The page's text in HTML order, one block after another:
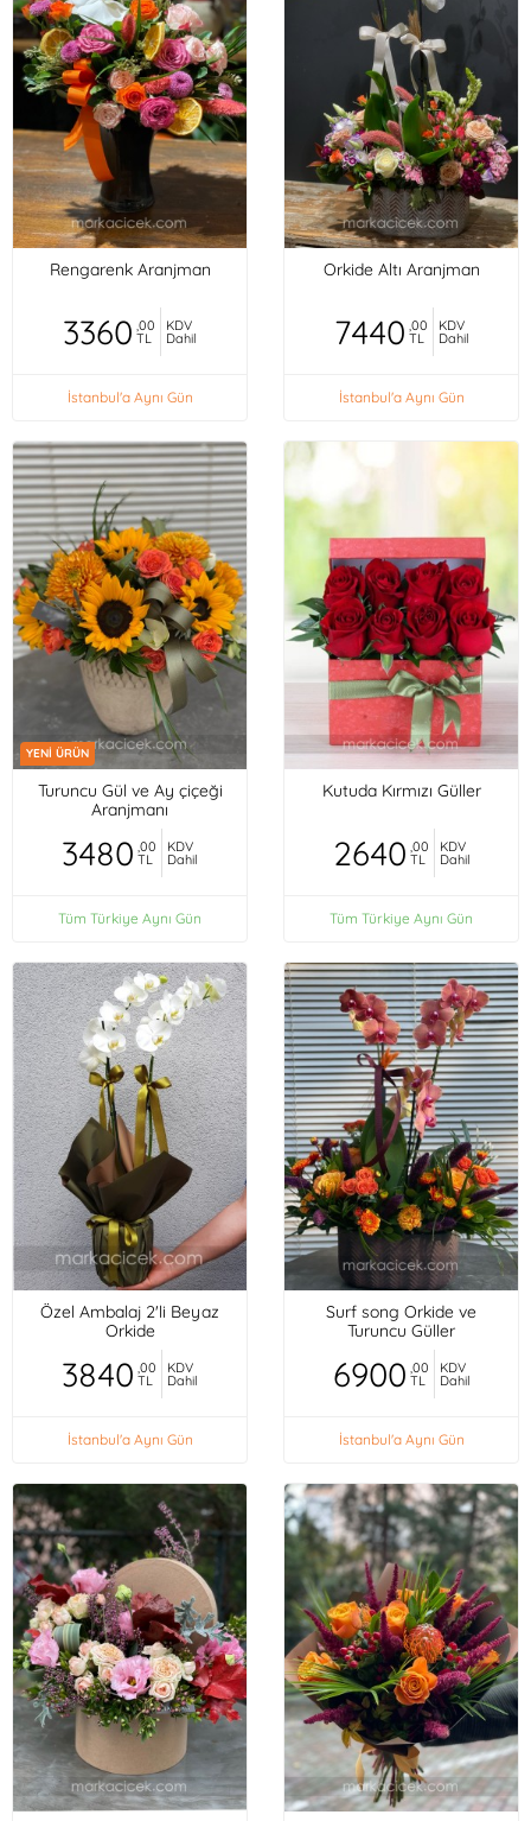
Rengarenk Aranjman
3360 ,00
TL
KDV
Dahil
İstanbul'a Aynı Gün
Orkide Altı Aranjman
7440 ,00
TL
KDV
Dahil
İstanbul'a Aynı Gün
YENİ ÜRÜN
Turuncu Gül ve Ay çiçeği
Aranjmanı
3480 ,00
TL
KDV
Dahil
Tüm Türkiye Aynı Gün
Kutuda Kırmızı Güller
2640 ,00
TL
KDV
Dahil
Tüm Türkiye Aynı Gün
Özel Ambalaj 2'li Beyaz
Orkide
3840 ,00
TL
KDV
Dahil
İstanbul'a Aynı Gün
Surf song Orkide ve
Turuncu Güller
6900 ,00
TL
KDV
Dahil
İstanbul'a Aynı Gün